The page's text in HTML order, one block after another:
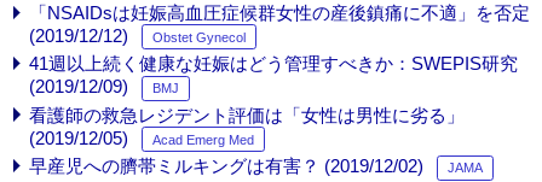
「NSAIDsは妊娠高血圧症候群女性の産後鎮痛に不適」を否定
(2019/12/12)
Obstet Gynecol
41週以上続く健康な妊娠はどう管理すべきか：SWEPIS研究
(2019/12/09)
BMJ
看護師の救急レジデント評価は「女性は男性に劣る」
(2019/12/05)
Acad Emerg Med
早産児への臍帯ミルキングは有害？ (2019/12/02) JAMA